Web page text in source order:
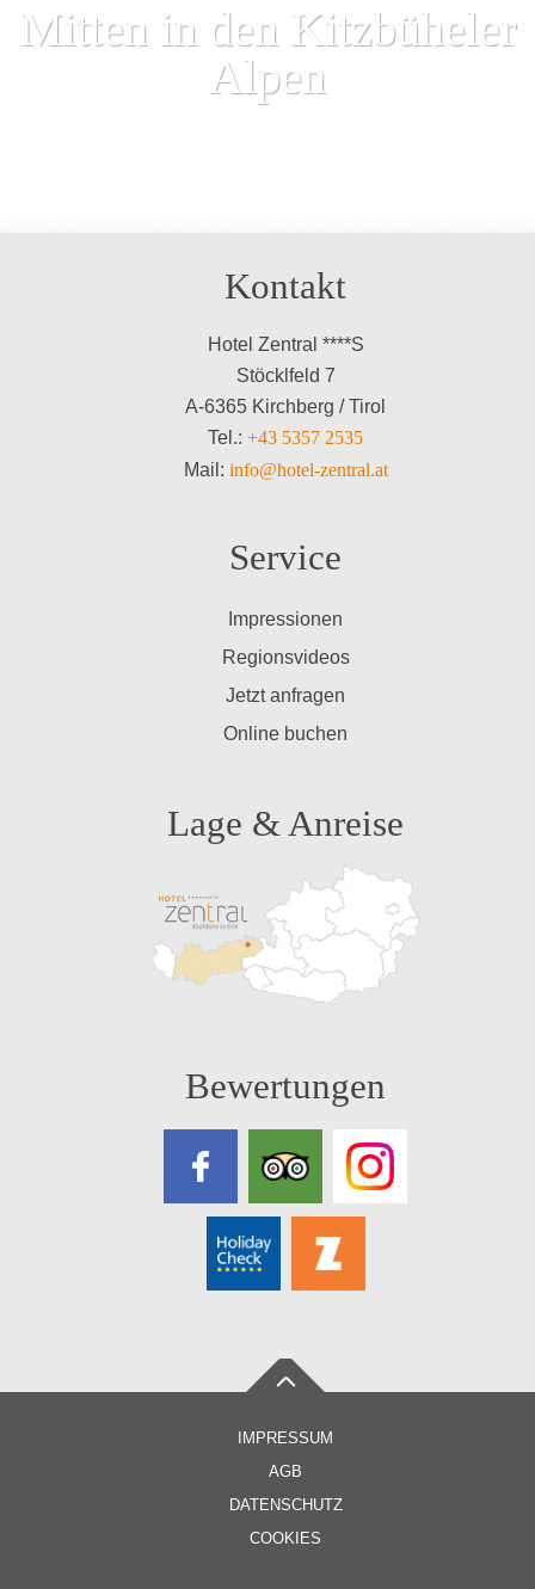
Mitten in den Kitzbüheler
Alpen
Kontakt
Hotel Zentral ****S
Stöcklfeld 7
A-6365 Kirchberg / Tirol
Tel.: +43 5357 2535
Mail: info@hotel-zentral.at
Service
Impressionen
Regionsvideos
Jetzt anfragen
Online buchen
Lage & Anreise
Bewertungen
IMPRESSUM
AGB
DATENSCHUTZ
COOKIES